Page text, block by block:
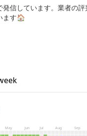
信しています。業者の
ます🏠
May Jun Jul Aug Sep